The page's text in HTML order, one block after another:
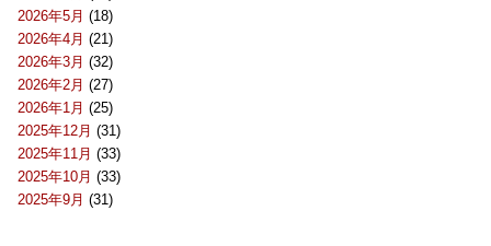
2026年5月 (18)
2026年4月 (21)
2026年3月 (32)
2026年2月 (27)
2026年1月 (25)
2025年12月 (31)
2025年11月 (33)
2025年10月 (33)
2025年9月 (31)